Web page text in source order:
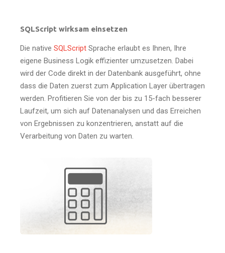
SQLScript wirksam einsetzen
Die native SQLScript Sprache erlaubt es Ihnen, Ihre
eigene Business Logik effizienter umzusetzen. Dabei
wird der Code direkt in der Datenbank ausgeführt, ohne
dass die Daten zuerst zum Application Layer übertragen
werden. Profitieren Sie von der bis zu 15-fach besserer
Laufzeit, um sich auf Datenanalysen und das Erreichen
von Ergebnissen zu konzentrieren, anstatt auf die
Verarbeitung von Daten zu warten.